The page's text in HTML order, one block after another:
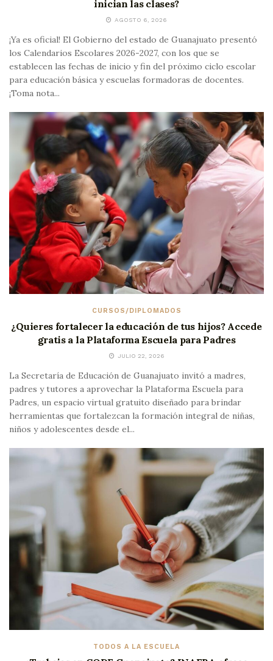
inician las clases?
AGOSTO 6, 2026
¡Ya es oficial! El Gobierno del estado de Guanajuato presentó
los Calendarios Escolares 2026-2027, con los que se
establecen las fechas de inicio y fin del próximo ciclo escolar
para educación básica y escuelas formadoras de docentes.
¡Toma nota...
CURSOS/DIPLOMADOS
¿Quieres fortalecer la educación de tus hijos? Accede
gratis a la Plataforma Escuela para Padres
JULIO 22, 2026
La Secretaría de Educación de Guanajuato invitó a madres,
padres y tutores a aprovechar la Plataforma Escuela para
Padres, un espacio virtual gratuito diseñado para brindar
herramientas que fortalezcan la formación integral de niñas,
niños y adolescentes desde el...
TODOS A LA ESCUELA